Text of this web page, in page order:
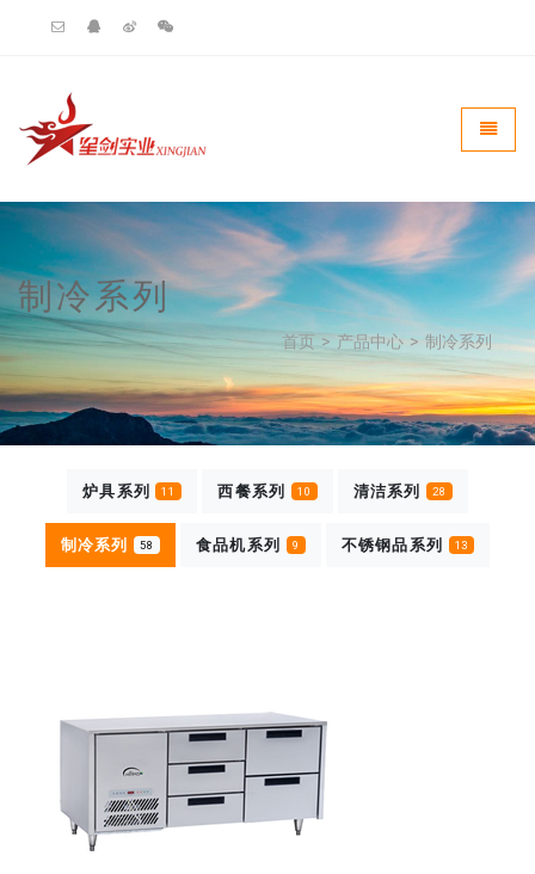
制冷系列
首页 > 产品中心 > 制冷系列
炉具系列 11 西餐系列 10 清洁系列 28
制冷系列 58 食品机系列 9 不锈钢品系列 13